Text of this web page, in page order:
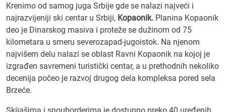
Krenimo od samog juga Srbije gde se nalazi najveći i
najrazvijeniji ski centar u Srbiji, Kopaonik. Planina Kopaonik
deo je Dinarskog masiva i proteže se dužinom od 75
kilometara u smeru severozapad-jugoistok. Na njenom
najvišem delu nalazi se oblast Ravni Kopaonik na kojoj je
izgrađen savremeni turistički centar, a u prethodnih nekoliko
decenija počeo je razvoj drugog dela kompleksa pored sela
Brzeće.